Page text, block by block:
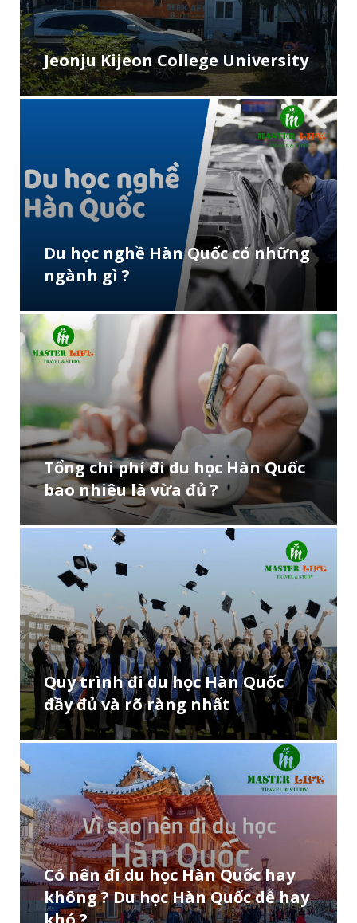
Jeonju Kijeon College University
Du học nghề Hàn Quốc có những
ngành gì ?
Tổng chi phí đi du học Hàn Quốc
bao nhiêu là vừa đủ ?
Quy trình đi du học Hàn Quốc
đầy đủ và rõ ràng nhất
Có nên đi du học Hàn Quốc hay
không ? Du học Hàn Quốc dễ hay